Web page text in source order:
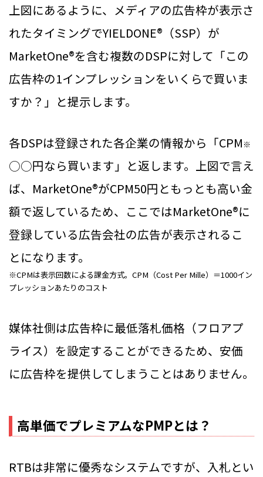
上図にあるように、メディアの広告枠が表示さ
れたタイミングでYIELDONE®（SSP）が
MarketOne®を含む複数のDSPに対して「この
広告枠の1インプレッションをいくらで買いま
すか？」と提示します。
各DSPは登録された各企業の情報から「CPM ※
○○円なら買います」と返します。上図で言え
ば、MarketOne®がCPM50円ともっとも高い金
額で返しているため、ここではMarketOne®に
登録している広告会社の広告が表示されるこ
とになります。
※CPMは表示回数による課金方式。CPM（Cost Per Mille）＝1000イン
プレッションあたりのコスト
媒体社側は広告枠に最低落札価格（フロアプ
ライス）を設定することができるため、安価
に広告枠を提供してしまうことはありません。
高単価でプレミアムなPMPとは？
RTBは非常に優秀なシステムですが、入札とい